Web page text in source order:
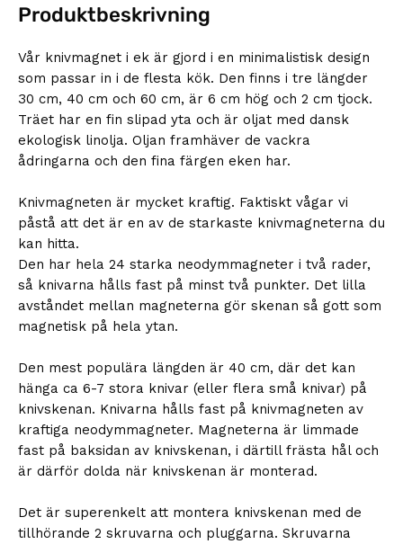
Produktbeskrivning
Vår knivmagnet i ek är gjord i en minimalistisk design
som passar in i de flesta kök. Den finns i tre längder
30 cm, 40 cm och 60 cm, är 6 cm hög och 2 cm tjock.
Träet har en fin slipad yta och är oljat med dansk
ekologisk linolja. Oljan framhäver de vackra
ådringarna och den fina färgen eken har.
Knivmagneten är mycket kraftig. Faktiskt vågar vi
påstå att det är en av de starkaste knivmagneterna du
kan hitta.
Den har hela 24 starka neodymmagneter i två rader,
så knivarna hålls fast på minst två punkter. Det lilla
avståndet mellan magneterna gör skenan så gott som
magnetisk på hela ytan.
Den mest populära längden är 40 cm, där det kan
hänga ca 6-7 stora knivar (eller flera små knivar) på
knivskenan. Knivarna hålls fast på knivmagneten av
kraftiga neodymmagneter. Magneterna är limmade
fast på baksidan av knivskenan, i därtill frästa hål och
är därför dolda när knivskenan är monterad.
Det är superenkelt att montera knivskenan med de
tillhörande 2 skruvarna och pluggarna. Skruvarna